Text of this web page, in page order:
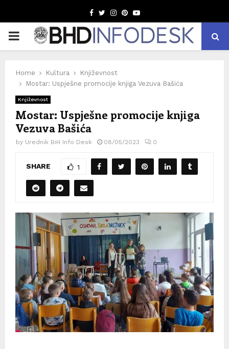
Facebook
TwitterInstagram
Pinterest
Youtube
PRIMARY
Home Kultura
Književnost
Mostar: Uspješne promocije knjiga Vezuva Bašića
Književnost
Mostar: Uspješne promocije knjiga
Vezuva Bašića
by Urednik BiH Info Desk 08/05/2023 0
SHARE 1